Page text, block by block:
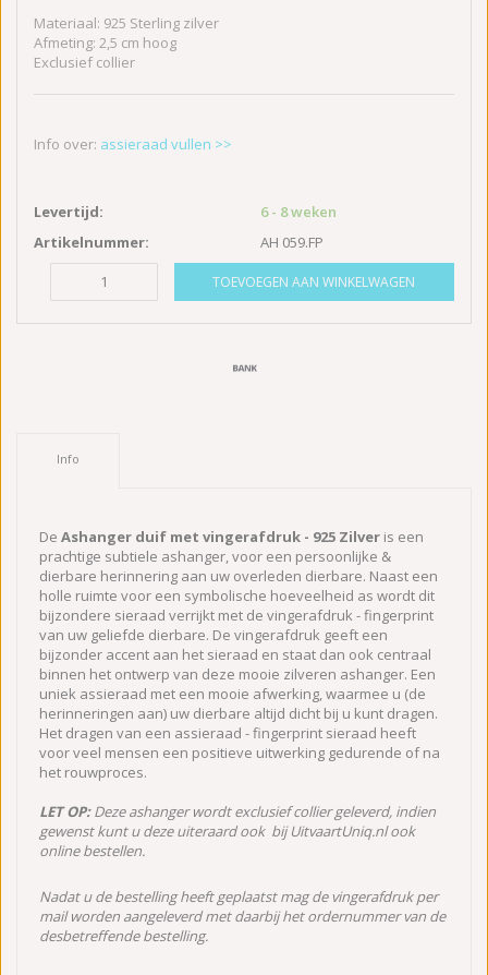
Materiaal: 925 Sterling zilver
Afmeting: 2,5 cm hoog
Exclusief collier
Info over: assieraad vullen >>
Levertijd:
6 - 8 weken
Artikelnummer:
AH 059.FP
TOEVOEGEN AAN WINKELWAGEN
Info
De Ashanger duif met vingerafdruk - 925 Zilver is een
prachtige subtiele ashanger, voor een persoonlijke &
dierbare herinnering aan uw overleden dierbare. Naast een
holle ruimte voor een symbolische hoeveelheid as wordt dit
bijzondere sieraad verrijkt met de vingerafdruk - fingerprint
van uw geliefde dierbare. De vingerafdruk geeft een
bijzonder accent aan het sieraad en staat dan ook centraal
binnen het ontwerp van deze mooie zilveren ashanger. Een
uniek assieraad met een mooie afwerking, waarmee u (de
herinneringen aan) uw dierbare altijd dicht bij u kunt dragen.
Het dragen van een assieraad - fingerprint sieraad heeft
voor veel mensen een positieve uitwerking gedurende of na
het rouwproces.
LET OP:Deze ashanger wordt exclusief collier geleverd, indien
gewenst kunt u deze uiteraard ook bij UitvaartUniq.nl ook
online bestellen.
Nadat u de bestelling heeft geplaatst mag de vingerafdruk per
mail worden aangeleverd met daarbij het ordernummer van de
desbetreffende bestelling.